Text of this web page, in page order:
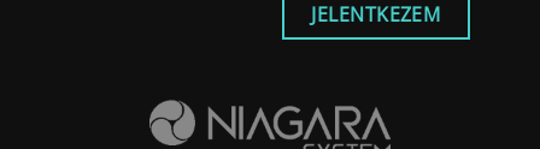
JELENTKEZEM